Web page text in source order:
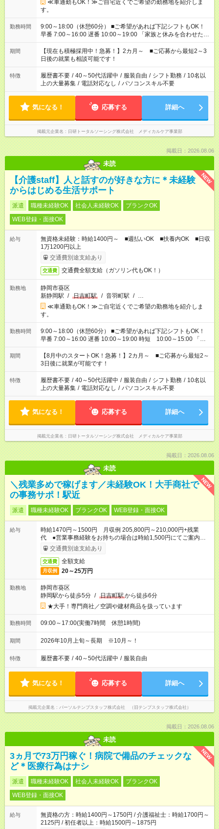
≪車通勤もOK！≫ご自宅近くでご希望の勤務地を紹介しま
す。
勤務時間
9:00～18:00（休憩60分） ■ご希望があれば下記シフトもOK！
早番 7:00～16:00 遅番 10:00～19:00 「家族と休みを合わせた
い」 「余裕を持って夕飯の準備がしたい」 「できれば残業はし
たくない」 など、ご希望を教えてくださいね。 ※Wワーク希望
の方へ 今ご覧のお仕事で希望する勤務時間と、もう1つのお仕事
の勤務時間。 合計で週40時間を超える場合は応募できません。
期間
【現在も積極採用中！急募！】2カ月～ ■ご応募から最短2～3
日後の就業も相談可能です！
特徴 履歴書不要 / 40～50代活躍中 / 服装自由 / シフト勤務 / 10名以
上の大量募集 / 電話対応なし / パソコンスキル不要
気になる！ 応募する 詳細へ
掲載元企業名 日研トータルソーシング株式会社 メディカルケア事業部
掲載日：2026.08.06
未読
NEW
【介護staff】人と話すのが好きな方に＊未経験
からはじめる生活サポート
派遣 職種未経験OK 社会人未経験OK
ブランクOK
WEB登録・面接OK
給与
無資格未経験：時給1400円～ ■週払いOK ■扶養内OK ■日収
1万1200円以上
交通費別途支給あり
交通費 交通費全額支給（ガソリン代もOK！）
勤務地
静岡市葵区
新静岡駅 / 日吉町駅 / 音羽町駅 / …
≪車通勤もOK！≫ご自宅近くでご希望の勤務地を紹介しま
す。
勤務時間
9:00～18:00（休憩60分） ■ご希望があれば下記シフトもOK！
早番 7:00～16:00 遅番 10:00～19:00 時短 10:00～15:00 「家
族と休みを合わせたい」 「余裕を持って夕飯の準備がしたい」
「できれば残業はしたくない」 など、ご希望を教えてください
ね。 ※Wワーク希望の方へ 今ご覧のお仕事で希望する勤務時間
と、もう1つのお仕事の勤務時間。 合計で週40時間を超える場
合は応募できません。
期間
【8月中のスタートOK！急募！】2カ月～ ■ご応募から最短2～
3日後に就業が可能です！
特徴 履歴書不要 / 40～50代活躍中 / 服装自由 / シフト勤務 / 10名以
上の大量募集 / 電話対応なし / パソコンスキル不要
気になる！ 応募する 詳細へ
掲載元企業名 日研トータルソーシング株式会社 メディカルケア事業部
掲載日：2026.08.06
未読
NEW
＼残業多めで稼げます／未経験OK！大手商社で
の事務サポ！駅近
派遣 職種未経験OK ブランクOK WEB登録・面接OK
給与
時給1470円～1500円 月収例 205,800円～210,000円+残業
代 ●営業事務経験をお持ちの場合は時給1,500円にてご案内し
ます交通費別途支給あり
交通費 全額支給
月収例 20～25万円
勤務地
静岡市葵区
静岡駅から徒歩5分 / 日吉町駅から徒歩6分
★大手！専門商社／空調や建材商品を扱っています
勤務時間 09:00～17:00(実働7時間 休憩1時間)
期間 2026年10月上旬～長期 ※10月～！
特徴 履歴書不要 / 40～50代活躍中 / 服装自由
気になる！ 応募する 詳細へ
掲載元企業名 パーソルテンプスタッフ株式会社 （旧テンプスタッフ株式会社）
掲載日：2026.08.06
未読
NEW
3ヵ月で73万円稼ぐ！病院で備品のチェックな
ど＊医療行為はナシ
派遣 職種未経験OK 社会人未経験OK
ブランクOK
WEB登録・面接OK
給与
無資格の方：時給1400円～1750円 / 介護福祉士：時給1700円～
2125円 / 初任者以上：時給1500円～1875円